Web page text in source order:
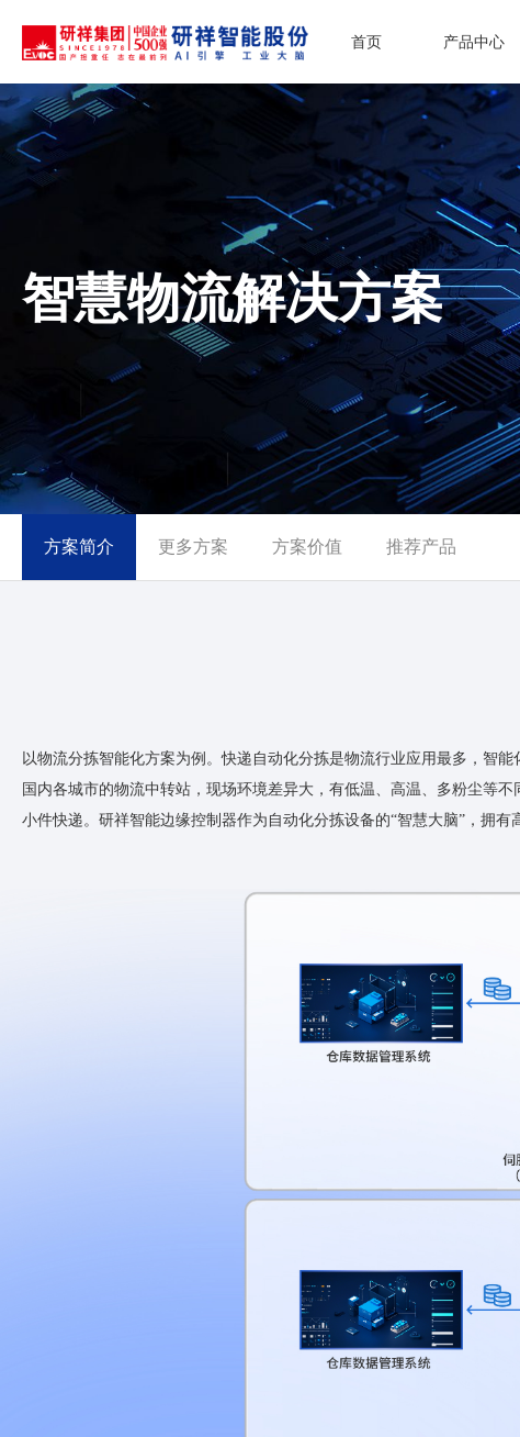
首页 产品中心
智慧物流解决方案
方案简介 更多方案 方案价值 推荐产品
以物流分拣智能化方案为例。快递自动化分拣是物流行业应用最多，智
国内各城市的物流中转站，现场环境差异大，有低温、高温、多粉尘等
小件快递。研祥智能边缘控制器作为自动化分拣设备的“智慧大脑”，拥